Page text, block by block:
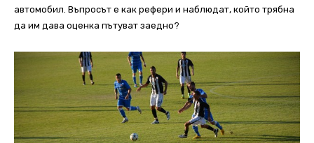
автомобил. Въпросът е как рефери и наблюдат, който трябна
да им дава оценка пътуват заедно?